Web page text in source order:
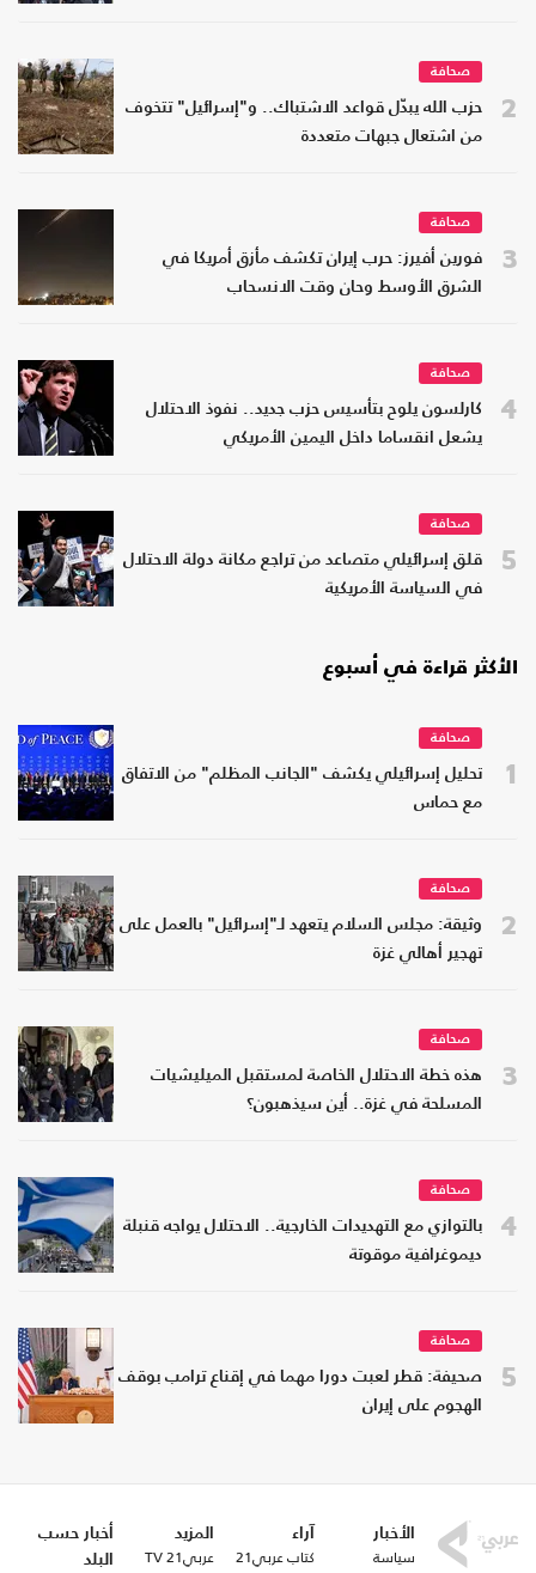
2
صحافة
حزب الله يبدّل قواعد الاشتباك.. و"إسرائيل" تتخوف
من اشتعال جبهات متعددة
3
صحافة
فورين أفيرز: حرب إيران تكشف مأزق أمريكا في
الشرق الأوسط وحان وقت الانسحاب
4
صحافة
كارلسون يلوح بتأسيس حزب جديد.. نفوذ الاحتلال
يشعل انقساما داخل اليمين الأمريكي
5
صحافة
قلق إسرائيلي متصاعد من تراجع مكانة دولة الاحتلال
في السياسة الأمريكية
الأكثر قراءة في أسبوع
1
صحافة
تحليل إسرائيلي يكشف "الجانب المظلم" من الاتفاق
مع حماس
2
صحافة
وثيقة: مجلس السلام يتعهد لـ"إسرائيل" بالعمل على
تهجير أهالي غزة
3
صحافة
هذه خطة الاحتلال الخاصة لمستقبل الميليشيات
المسلحة في غزة.. أين سيذهبون؟
4
صحافة
بالتوازي مع التهديدات الخارجية.. الاحتلال يواجه قنبلة
ديموغرافية موقوتة
5
صحافة
صحيفة: قطر لعبت دورا مهما في إقناع ترامب بوقف
الهجوم على إيران
الأخبار
سياسة
آراء
كتاب عربي21
المزيد
عربي21 TV
أخبار حسب
البلد